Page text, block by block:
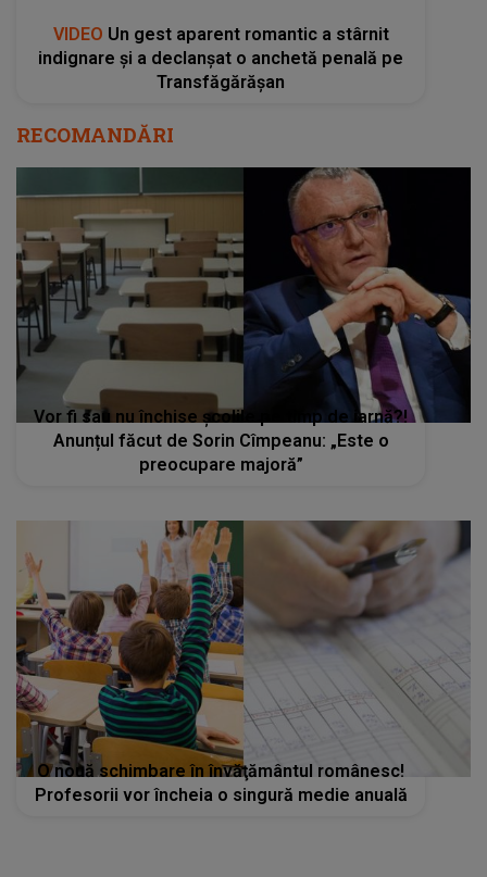
VIDEO Un gest aparent romantic a stârnit
indignare și a declanșat o anchetă penală pe
Transfăgărășan
RECOMANDĂRI
Vor fi sau nu închise școlile pe timp de iarnă?!
Anunțul făcut de Sorin Cîmpeanu: „Este o
preocupare majoră”
O nouă schimbare în învăţământul românesc!
Profesorii vor încheia o singură medie anuală